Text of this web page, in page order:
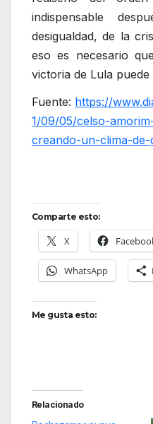
indispensable
desigualdad, de la
eso es necesario
victoria de Lula
Fuente: https://
1/09/05/celso-
creando-un-clima-
Comparte esto:
X
WhatsApp
Me gusta esto:
Relacionado